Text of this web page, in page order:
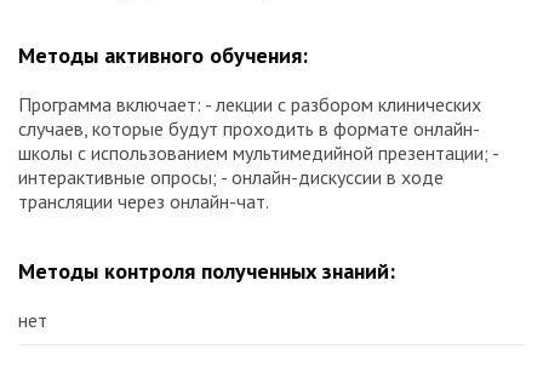
Методы активного обучения:
Программа включает: - лекции с разбором клинических
случаев, которые будут проходить в формате онлайн-
школы с использованием мультимедийной презентации; -
интерактивные опросы; - онлайн-дискуссии в ходе
трансляции через онлайн-чат.
Методы контроля полученных знаний:
нет